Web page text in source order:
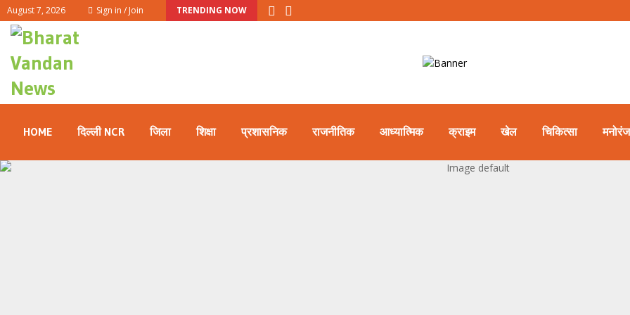
August 7, 2026 Sign in / Join TRENDING NOW
HOME दिल्ली NCR जिला शिक्षा प्रशासनिक राजनीतिक आध्यात्मिक क्राइम खेल चिकित्सा